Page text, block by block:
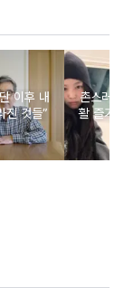
이후 내
진 것들”
촌스러
활 즐기